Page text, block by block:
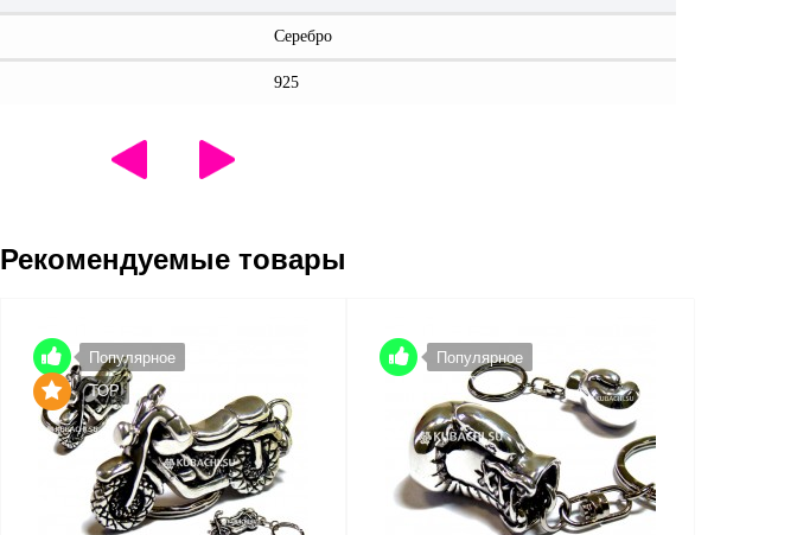
Серебро
925
Рекомендуемые товары
Популярное
TOP
Популярное